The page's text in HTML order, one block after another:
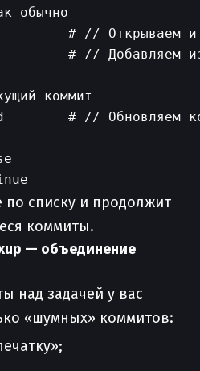
обычно
# // Открываем и
# // Добавляем
коммит
# // Обновляем
по списку и продолжит
коммиты.
— объединение
над задачей у вас
«шумных» коммитов: